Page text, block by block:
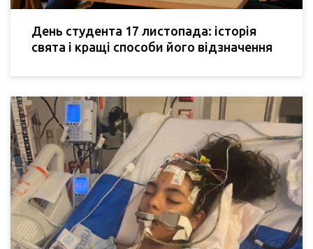
День студента 17 листопада: історія
свята і кращі способи його відзначення